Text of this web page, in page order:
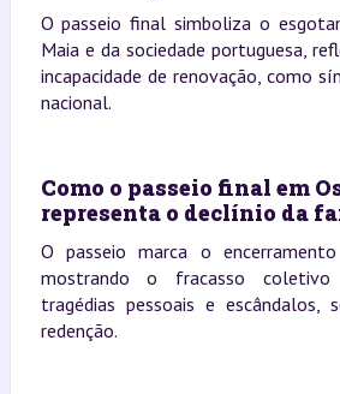
O passeio final simboliza o
Maia e da sociedade portuguesa,
incapacidade de renovação, como
nacional.
Como o passeio final em
representa o declínio da
O passeio marca o
mostrando o fracasso
tragédias pessoais e escândalos,
redenção.